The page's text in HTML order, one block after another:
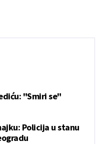
"Smiri se"
Policija u stanu